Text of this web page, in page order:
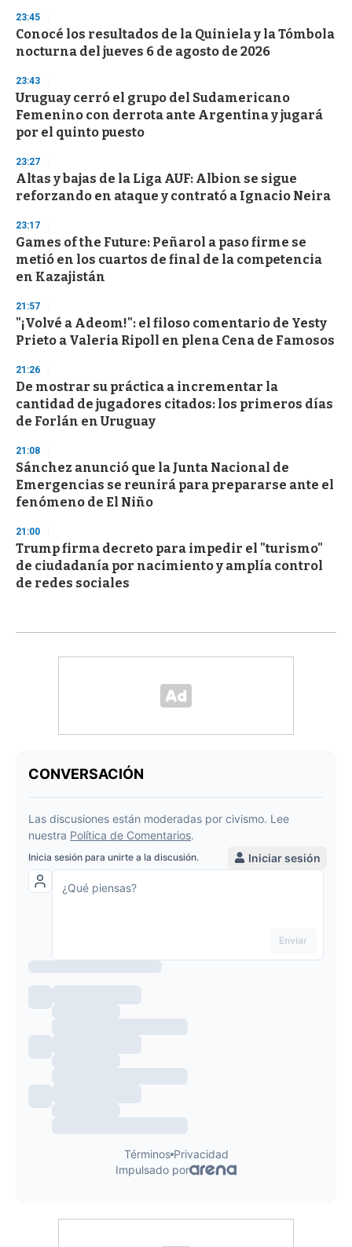
d
s
o
f
3
s
e
c
o
d
s
23:45
Conocé los resultados de la Quiniela y la Tómbola
nocturna del jueves 6 de agosto de 2026
23:43
Uruguay cerró el grupo del Sudamericano
Femenino con derrota ante Argentina y jugará
por el quinto puesto
23:27
Altas y bajas de la Liga AUF: Albion se sigue
reforzando en ataque y contrató a Ignacio Neira
23:17
Games of the Future: Peñarol a paso firme se
metió en los cuartos de final de la competencia
en Kazajistán
21:57
"¡Volvé a Adeom!": el filoso comentario de Yesty
Prieto a Valeria Ripoll en plena Cena de Famosos
21:26
De mostrar su práctica a incrementar la
cantidad de jugadores citados: los primeros días
de Forlán en Uruguay
21:08
Sánchez anunció que la Junta Nacional de
Emergencias se reunirá para prepararse ante el
fenómeno de El Niño
21:00
Trump firma decreto para impedir el "turismo"
de ciudadanía por nacimiento y amplía control
de redes sociales